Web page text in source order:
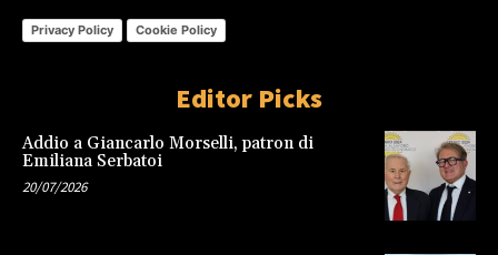
Privacy Policy Cookie Policy
Editor Picks
Addio a Giancarlo Morselli, patron di
Emiliana Serbatoi
20/07/2026